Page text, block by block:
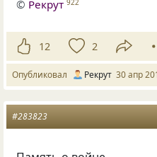
© Рекрут
12 2
Опубликовал Рекрут 30 апр
#283823